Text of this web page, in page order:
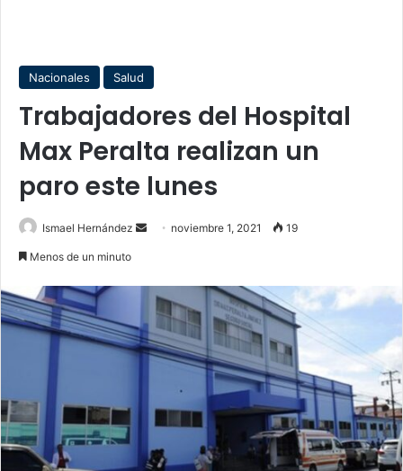
Nacionales Salud
Trabajadores del Hospital
Max Peralta realizan un
paro este lunes
Ismael Hernández
Send noviembre 1, 2021 19
Menos de un minuto